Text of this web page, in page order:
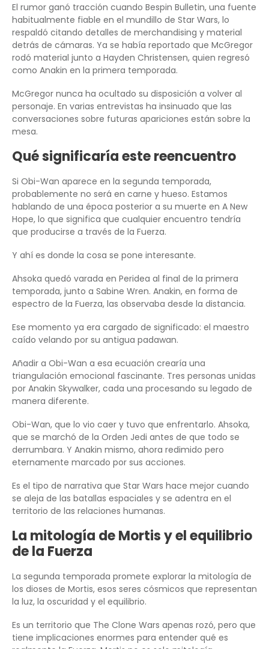
El rumor ganó tracción cuando Bespin Bulletin, una fuente
habitualmente fiable en el mundillo de Star Wars, lo
respaldó citando detalles de merchandising y material
detrás de cámaras. Ya se había reportado que McGregor
rodó material junto a Hayden Christensen, quien regresó
como Anakin en la primera temporada.
McGregor nunca ha ocultado su disposición a volver al
personaje. En varias entrevistas ha insinuado que las
conversaciones sobre futuras apariciones están sobre la
mesa.
Qué significaría este reencuentro
Si Obi-Wan aparece en la segunda temporada,
probablemente no será en carne y hueso. Estamos
hablando de una época posterior a su muerte en A New
Hope, lo que significa que cualquier encuentro tendría
que producirse a través de la Fuerza.
Y ahí es donde la cosa se pone interesante.
Ahsoka quedó varada en Peridea al final de la primera
temporada, junto a Sabine Wren. Anakin, en forma de
espectro de la Fuerza, las observaba desde la distancia.
Ese momento ya era cargado de significado: el maestro
caído velando por su antigua padawan.
Añadir a Obi-Wan a esa ecuación crearía una
triangulación emocional fascinante. Tres personas unidas
por Anakin Skywalker, cada una procesando su legado de
manera diferente.
Obi-Wan, que lo vio caer y tuvo que enfrentarlo. Ahsoka,
que se marchó de la Orden Jedi antes de que todo se
derrumbara. Y Anakin mismo, ahora redimido pero
eternamente marcado por sus acciones.
Es el tipo de narrativa que Star Wars hace mejor cuando
se aleja de las batallas espaciales y se adentra en el
territorio de las relaciones humanas.
La mitología de Mortis y el equilibrio
de la Fuerza
La segunda temporada promete explorar la mitología de
los dioses de Mortis, esos seres cósmicos que representan
la luz, la oscuridad y el equilibrio.
Es un territorio que The Clone Wars apenas rozó, pero que
tiene implicaciones enormes para entender qué es